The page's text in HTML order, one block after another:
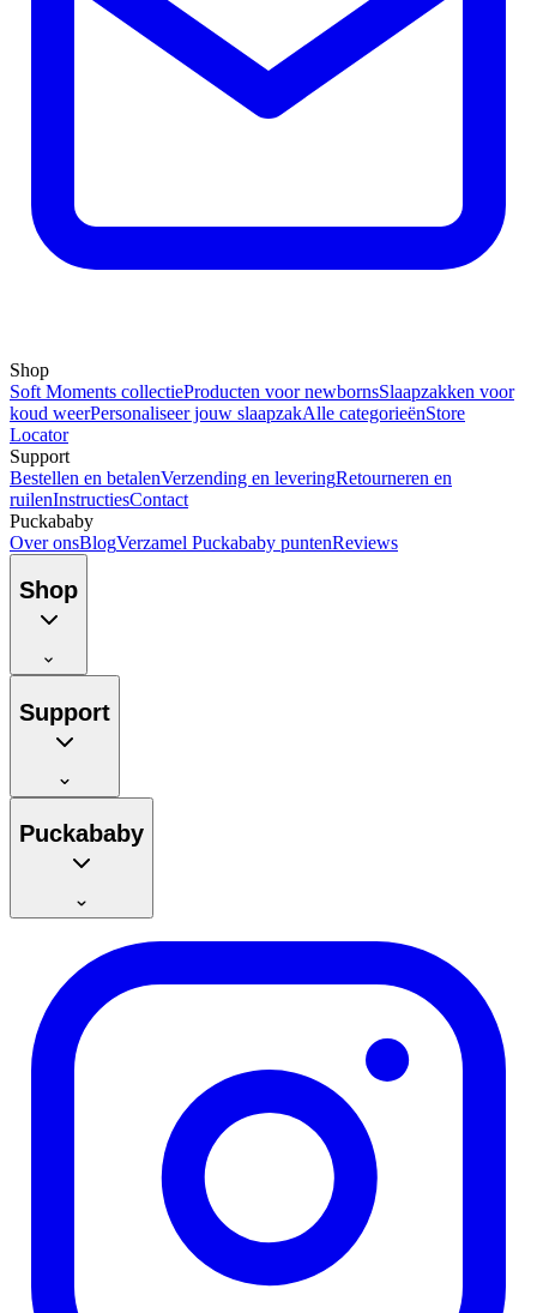
Shop
Soft Moments collectieProducten voor newbornsSlaapzakken voor
koud weerPersonaliseer jouw slaapzakAlle categorieënStore
Locator
Support
Bestellen en betalenVerzending en leveringRetourneren en
ruilenInstructiesContact
Puckababy
Over onsBlogVerzamel Puckababy puntenReviews
Shop
Support
Puckababy